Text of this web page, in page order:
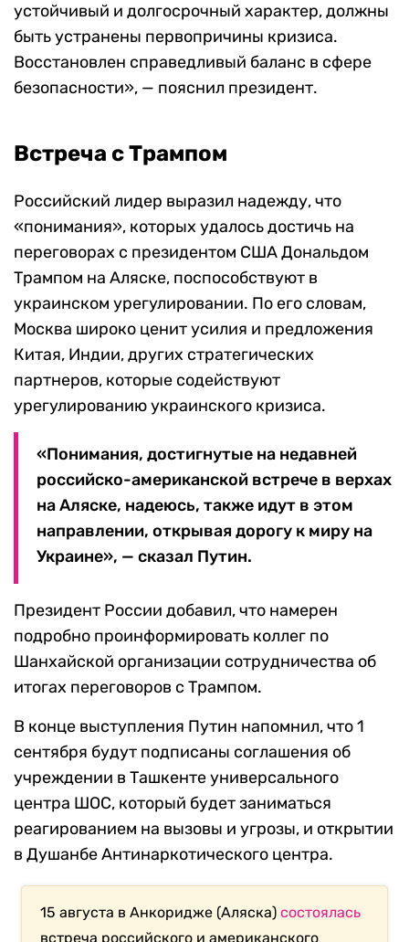
устойчивый и долгосрочный характер, должны
быть устранены первопричины кризиса.
Восстановлен справедливый баланс в сфере
безопасности», — пояснил президент.
Встреча с Трампом
Российский лидер выразил надежду, что
«понимания», которых удалось достичь на
переговорах с президентом США Дональдом
Трампом на Аляске, поспособствуют в
украинском урегулировании. По его словам,
Москва широко ценит усилия и предложения
Китая, Индии, других стратегических
партнеров, которые содействуют
урегулированию украинского кризиса.
«Понимания, достигнутые на недавней
российско-американской встрече в верхах
на Аляске, надеюсь, также идут в этом
направлении, открывая дорогу к миру на
Украине», — сказал Путин.
Президент России добавил, что намерен
подробно проинформировать коллег по
Шанхайской организации сотрудничества об
итогах переговоров с Трампом.
В конце выступления Путин напомнил, что 1
сентября будут подписаны соглашения об
учреждении в Ташкенте универсального
центра ШОС, который будет заниматься
реагированием на вызовы и угрозы, и открытии
в Душанбе Антинаркотического центра.
15 августа в Анкоридже (Аляска)состоялась
встреча российского и американского